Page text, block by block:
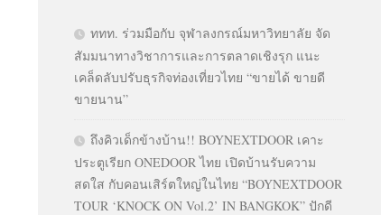
ททท. ร่วมมือกับ จุฬาลงกรณ์มหาวิทยาลัย จัด
สัมมนาทางวิชาการและการตลาดเชิงรุก แนะ
เคล็ดลับปรับธุรกิจท่องเที่ยวไทย “ขายได้ ขายดี
ขายนาน”
ถึงคิวเด็กข้างบ้าน!! BOYNEXTDOOR เคาะ
ประตูเรียก ONEDOOR ไทย เปิดบ้านรับความ
สดใส กับคอนเสิร์ตใหญ่ในไทย “BOYNEXTDOOR
TOUR ‘KNOCK ON Vol.2’ IN BANGKOK” ปักดี